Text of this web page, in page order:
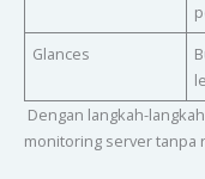
Glances
Dengan langkah-
monitoring server tanpa